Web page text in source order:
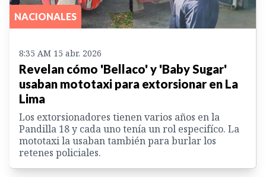
NACIONALES
8:35 AM 15 abr. 2026
Revelan cómo 'Bellaco' y 'Baby Sugar'
usaban mototaxi para extorsionar en La
Lima
Los extorsionadores tienen varios años en la
Pandilla 18 y cada uno tenía un rol especifíco. La
mototaxi la usaban también para burlar los
retenes policiales.